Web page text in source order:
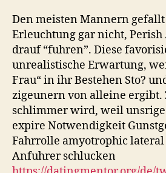
Den meisten Mannern
Erleuchtung gar nicht,
drauf “fuhren”. Diese
unrealistische Erwartung,
Frau“ in ihr Bestehen Sto?
zigeunern von alleine ergibt.
schlimmer wird, weil
expire Notwendigkeit
Fahrrolle amyotrophic lateral
Anfuhrer schlucken